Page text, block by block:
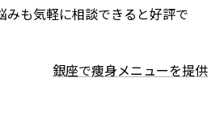
みも気軽に相談できると好評で
銀座で痩身メニューを提供